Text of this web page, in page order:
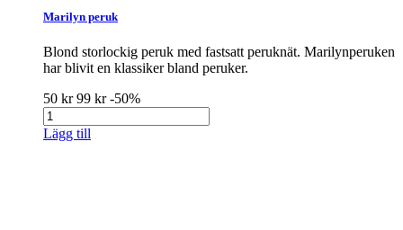
Marilyn peruk
Blond storlockig peruk med fastsatt peruknät. Marilynperuken
har blivit en klassiker bland peruker.
50 kr99 kr-50%
Lägg till